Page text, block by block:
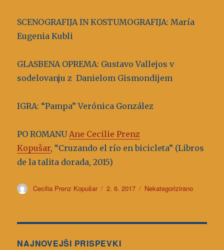
SCENOGRAFIJA IN KOSTUMOGRAFIJA: María
Eugenia Kubli
GLASBENA OPREMA: Gustavo Vallejos v
sodelovanju z Danielom Gismondijem
IGRA: “Pampa” Verónica González
PO ROMANUAne Cecilie Prenz
Kopušar, “Cruzando el río en bicicleta” (Libros
de la talita dorada, 2015)
Avtor
Cecilia Prenz Kopušar
Objavljeno
2. 6. 2017 Kategorije
Nekategorizirano
NAJNOVEJŠI PRISPEVKI